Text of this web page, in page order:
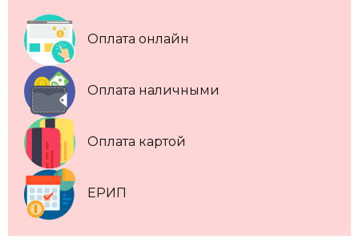
Оплата онлайн
Оплата наличными
Оплата картой
ЕРИП